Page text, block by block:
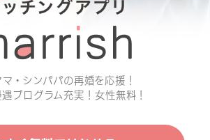
・シンパパの再婚を応援！
プログラム充実！女性無料！